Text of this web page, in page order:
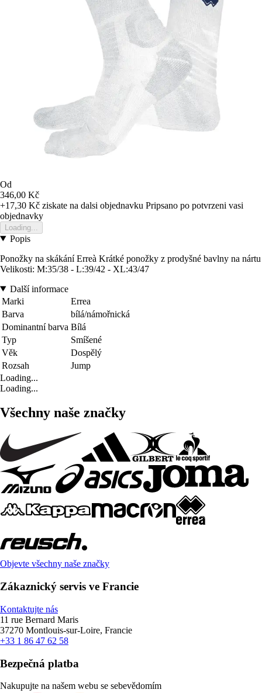
Od
346,00 Kč
+17,30 Kč ziskate na dalsi objednavku Pripsano po potvrzeni vasi
objednavky
Loading...
Popis
Ponožky na skákání Erreà Krátké ponožky z prodyšné bavlny na nártu
Velikosti: M:35/38 - L:39/42 - XL:43/47
Další informace
Marki
Errea
Barva
bílá/námořnická
Dominantní barva Bílá
Typ
Smíšené
Věk
Dospělý
Rozsah
Jump
Loading...
Loading...
Všechny naše značky
Objevte všechny naše značky
Zákaznický servis ve Francie
Kontaktujte nás
11 rue Bernard Maris
37270 Montlouis-sur-Loire, Francie
+33 1 86 47 62 58
Bezpečná platba
Nakupujte na našem webu se sebevědomím